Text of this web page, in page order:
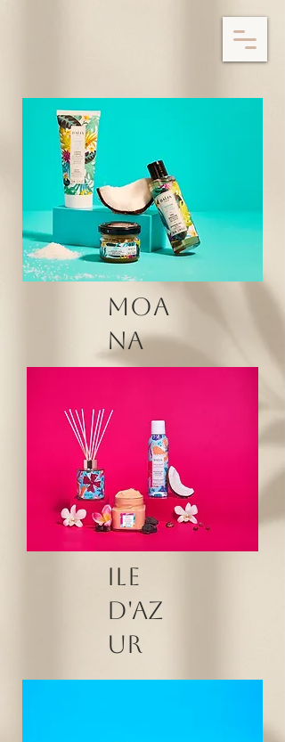
MOA
NA
Ile
d'az
ur